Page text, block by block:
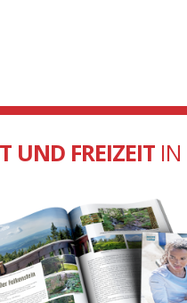
UND FREIZEIT IN